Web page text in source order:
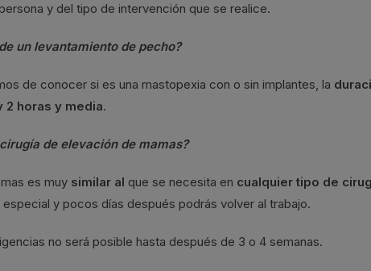
y del tipo de intervención que se realice.
un levantamiento de pecho?
de conocer si es una mastopexia con o sin implantes, la
2 horas y media.
de elevación de mamas?
es muy similar al que se necesita en cualquier tipo de
y pocos días después podrás volver al trabajo.
no será posible hasta después de 3 o 4 semanas.